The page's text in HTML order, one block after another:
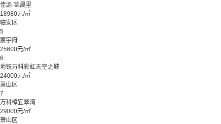
佳源·锦晟里
18980元/㎡
临安区
5
宸宇府
25600元/㎡
6
地铁万科彩虹天空之城
24000元/㎡
萧山区
7
万科樟宜翠湾
29000元/㎡
萧山区